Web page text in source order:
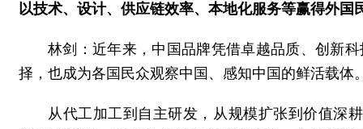
以技术、设计、供应链效率、本地化服务等赢得外
林剑：近年来，中国品牌凭借卓越品质、创新
择，也成为各国民众观察中国、感知中国的鲜活载体
从代工加工到自主研发，从规模扩张到价值深